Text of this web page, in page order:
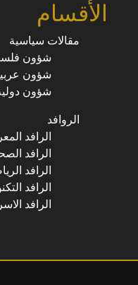
الأقسام
مقالات سياسية
شؤون
شؤون
شؤون
الروافد
الرافد
الرافد
الرافد
الرافد
الرافد